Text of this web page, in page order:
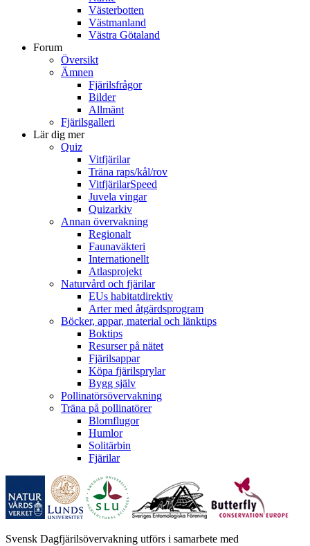
Västerbotten
Västmanland
Västra Götaland
Forum
Översikt
Ämnen
Fjärilsfrågor
Bilder
Allmänt
Fjärilsgalleri
Lär dig mer
Quiz
Vitfjärilar
Träna raps/kål/rov
VitfjärilarSpeed
Juvela vingar
Quizarkiv
Annan övervakning
Regionalt
Faunaväkteri
Internationellt
Atlasprojekt
Naturvård och fjärilar
EUs habitatdirektiv
Arter med åtgärdsprogram
Böcker, appar, material och länktips
Boktips
Resurser på nätet
Fjärilsappar
Köpa fjärilsprylar
Bygg själv
Pollinatörsövervakning
Träna på pollinatörer
Blomflugor
Humlor
Solitärbin
Fjärilar
Svensk Dagfjärilsövervakning utförs i samarbete med